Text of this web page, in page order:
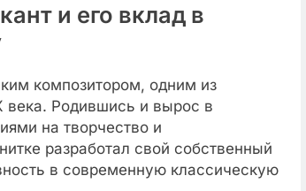
и его вклад в
композитором, одним из
века. Родившись и вырос в
на творчество и
разработал свой собственный
в современную классическую